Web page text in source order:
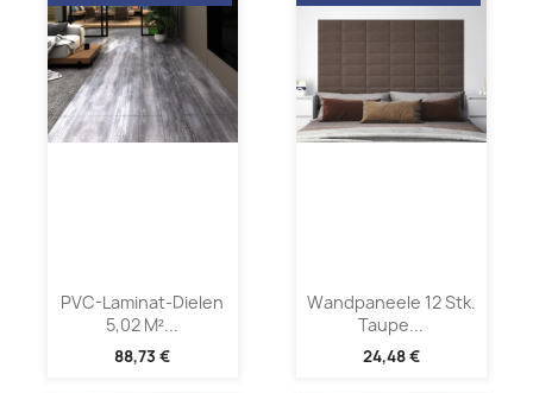
PVC-Laminat-Dielen
5,02 M²...
88,73 €
Wandpaneele 12 Stk.
Taupe...
24,48 €